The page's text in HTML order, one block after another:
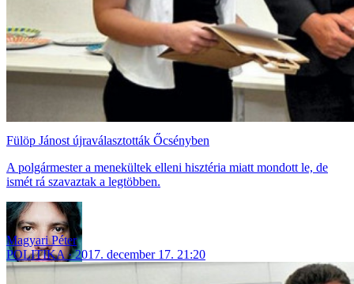
Fülöp Jánost újraválasztották Őcsényben
A polgármester a menekültek elleni hisztéria miatt mondott le, de
ismét rá szavaztak a legtöbben.
Magyari Péter
POLITIKA
2017. december 17. 21:20